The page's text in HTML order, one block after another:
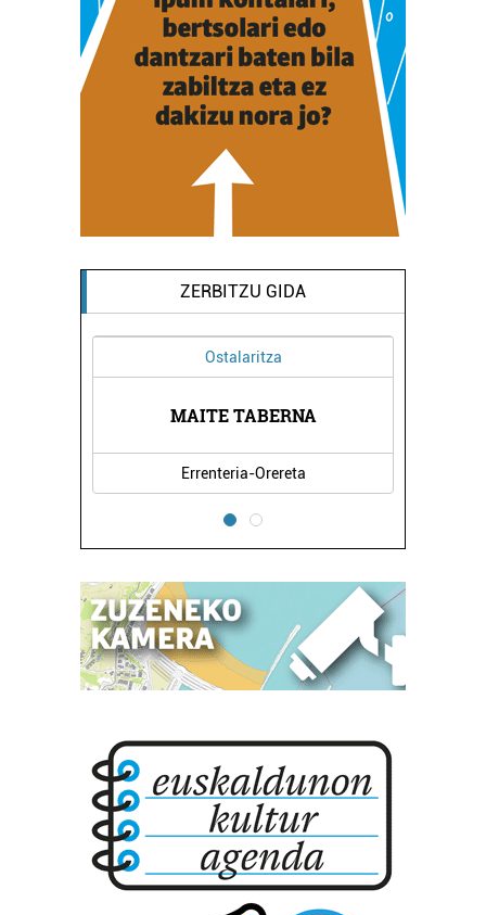
ZERBITZU GIDA
Ostalaritza
MAITE TABERNA
Errenteria-Orereta